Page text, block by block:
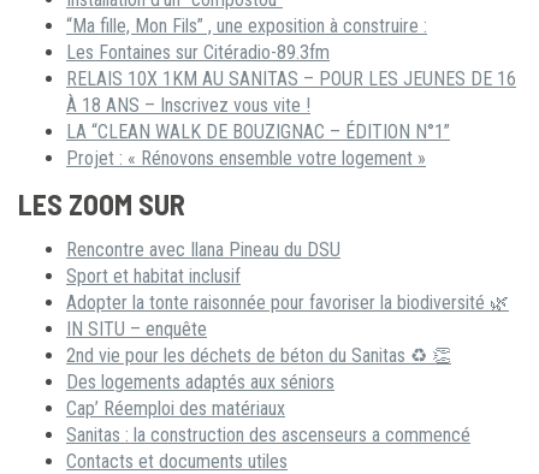
“Ma fille, Mon Fils” , une exposition à construire :
Les Fontaines sur Citéradio-89.3fm
RELAIS 10X 1KM AU SANITAS – POUR LES JEUNES DE 16
À 18 ANS – Inscrivez vous vite !
LA “CLEAN WALK DE BOUZIGNAC – ÉDITION N°1”
Projet : « Rénovons ensemble votre logement »
LES ZOOM SUR
Rencontre avec Ilana Pineau du DSU
Sport et habitat inclusif
Adopter la tonte raisonnée pour favoriser la biodiversité 🌿
IN SITU – enquête
2nd vie pour les déchets de béton du Sanitas ♻ 👏
Des logements adaptés aux séniors
Cap’ Réemploi des matériaux
Sanitas : la construction des ascenseurs a commencé
Contacts et documents utiles